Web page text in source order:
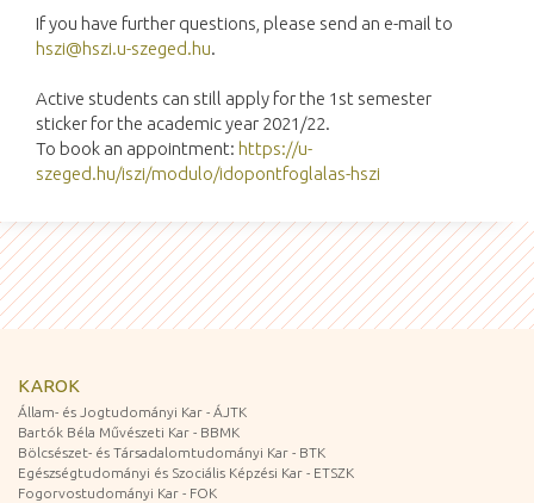
If you have further questions, please send an e-mail to
hszi@hszi.u-szeged.hu.
Active students can still apply for the 1st semester
sticker for the academic year 2021/22.
To book an appointment: https://u-
szeged.hu/iszi/modulo/idopontfoglalas-hszi
KAROK
Állam- és Jogtudományi Kar - ÁJTK
Bartók Béla Művészeti Kar - BBMK
Bölcsészet- és Társadalomtudományi Kar - BTK
Egészségtudományi és Szociális Képzési Kar - ETSZK
Fogorvostudományi Kar - FOK